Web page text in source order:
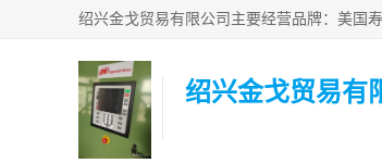
绍兴金戈贸易有